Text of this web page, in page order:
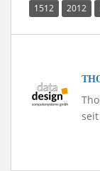
1512 2012